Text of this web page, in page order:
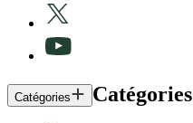
Catégories Catégories